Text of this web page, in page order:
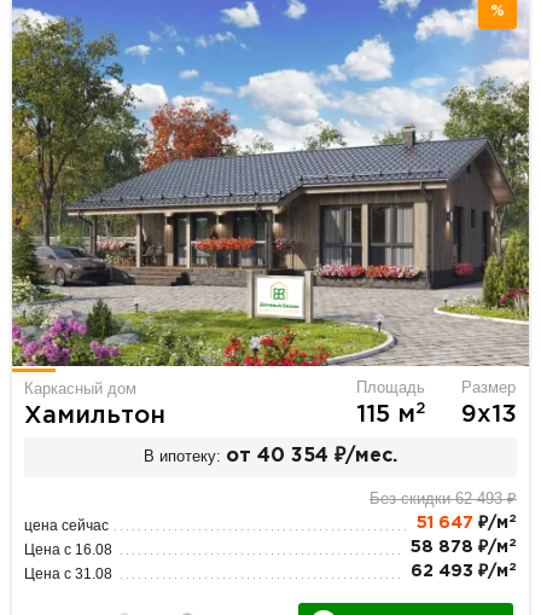
%
Каркасный дом
Хамильтон
Площадь
115 м2
Размер
9х13
В ипотеку: от 40 354 ₽/мес.
Без скидки 62 493 ₽
цена сейчас 51 647 ₽/м 2
Цена с 16.08 58 878 ₽/м 2
Цена с 31.08 62 493 ₽/м 2